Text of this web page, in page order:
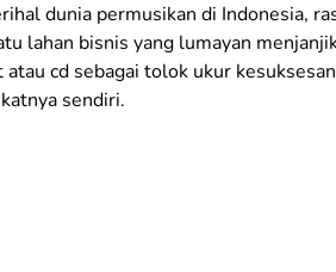
dunia permusikan di Indonesia,
lahan bisnis yang lumayan
atau cd sebagai tolok ukur
sendiri.